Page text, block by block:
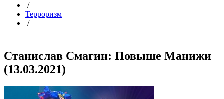
/
Терроризм
/
Станислав Смагин: Повыше Манижи
(13.03.2021)